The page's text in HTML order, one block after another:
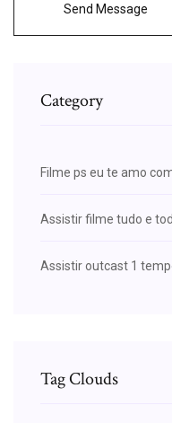
Send Message
Category
Filme ps eu te amo
Assistir filme tudo e
Assistir outcast 1
Tag Clouds